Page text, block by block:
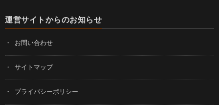
運営サイトからのお知らせ
お問い合わせ
サイトマップ
プライバシーポリシー